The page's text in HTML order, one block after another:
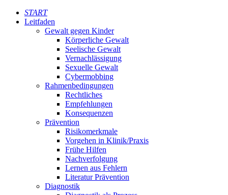
START
Leitfaden
Gewalt gegen Kinder
Körperliche Gewalt
Seelische Gewalt
Vernachlässigung
Sexuelle Gewalt
Cybermobbing
Rahmenbedingungen
Rechtliches
Empfehlungen
Konsequenzen
Prävention
Risikomerkmale
Vorgehen in Klinik/Praxis
Frühe Hilfen
Nachverfolgung
Lernen aus Fehlern
Literatur Prävention
Diagnostik